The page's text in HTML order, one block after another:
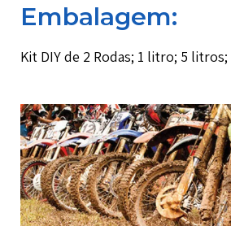
Embalagem:
Kit DIY de 2 Rodas; 1 litro; 5